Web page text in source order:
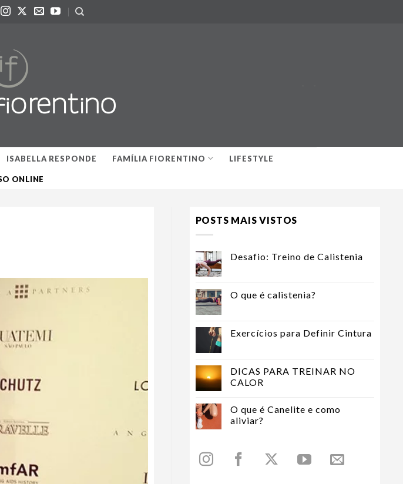
ISABELLA RESPONDE FAMÍLIA FIORENTINO LIFESTYLE
ONLINE
POSTS MAIS VISTOS
Desafio: Treino de Calistenia
O que é calistenia?
Exercícios para Definir Cintura
DICAS PARA TREINAR NO
CALOR
O que é Canelite e como
aliviar?